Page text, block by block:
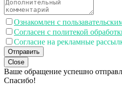
Ознакомлен с
Согласен с политекой
Согласие на рекламные
Отправить
Close
Ваше обращение успешно
Спасибо!